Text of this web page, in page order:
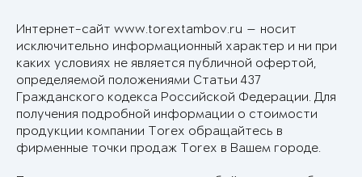
Интернет-сайт www.torextambov.ru — носит
исключительно информационный характер и ни при
каких условиях не является публичной офертой,
определяемой положениями Статьи 437
Гражданского кодекса Российской Федерации. Для
получения подробной информации о стоимости
продукции компании Torex обращайтесь в
фирменные точки продаж Torex в Вашем городе.